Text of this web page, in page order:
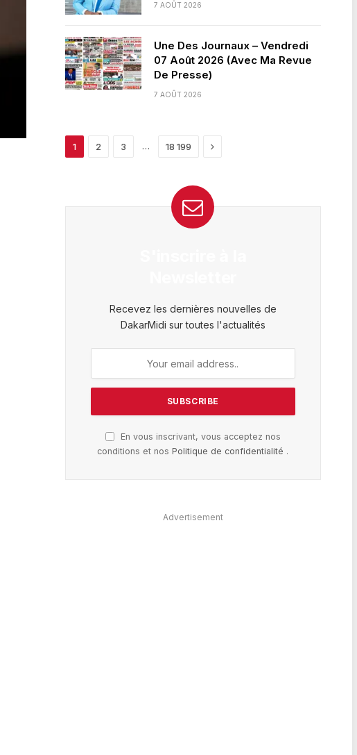
7 AOÛT 2026
Une Des Journaux – Vendredi
07 Août 2026 (Avec Ma Revue
De Presse)
7 AOÛT 2026
1 2 3 … 18 199 Next
Recevez les dernières nouvelles de
DakarMidi sur toutes l'actualités
En vous inscrivant, vous acceptez nos
conditions et nosPolitique de confidentialité .
Advertisement